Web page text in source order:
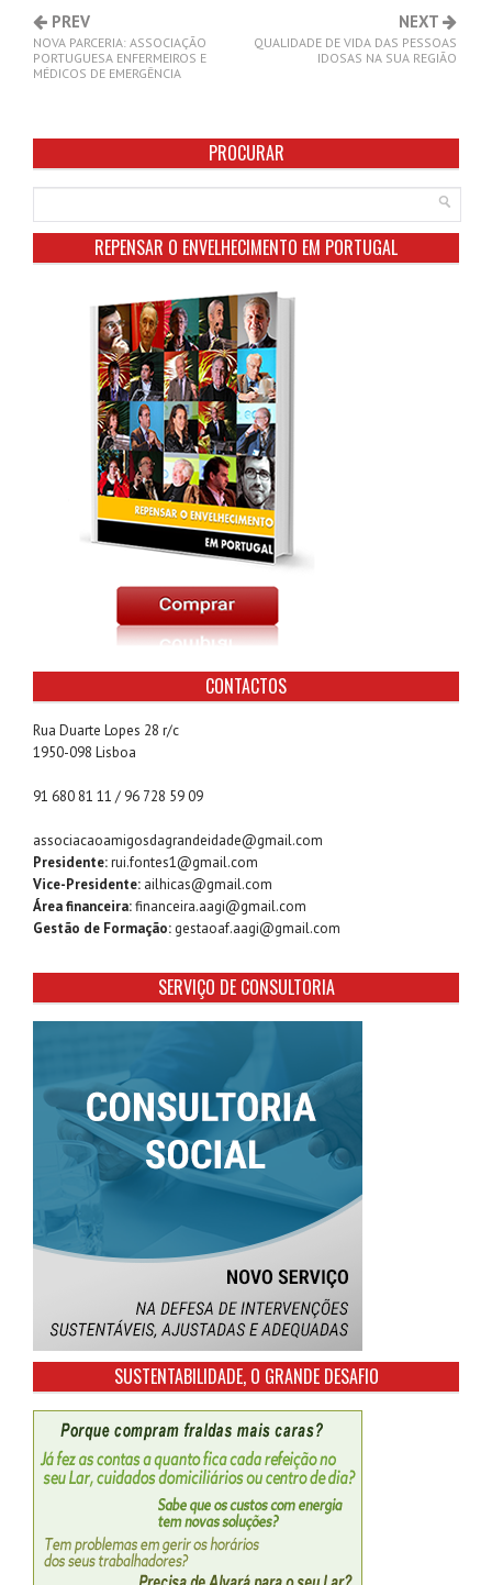
PREV
NOVA PARCERIA: ASSOCIAÇÃO
PORTUGUESA ENFERMEIROS E
MÉDICOS DE EMERGÊNCIA
NEXT
QUALIDADE DE VIDA DAS PESSOAS
IDOSAS NA SUA REGIÃO
PROCURAR
REPENSAR O ENVELHECIMENTO EM PORTUGAL
CONTACTOS
Rua Duarte Lopes 28 r/c
1950-098 Lisboa
91 680 81 11 / 96 728 59 09
associacaoamigosdagrandeidade@gmail.com
Presidente:rui.fontes1@gmail.com
Vice-Presidente: ailhicas@gmail.com
Área financeira:financeira.aagi@gmail.com
Gestão de Formação: gestaoaf.aagi@gmail.com
SERVIÇO DE CONSULTORIA
SUSTENTABILIDADE, O GRANDE DESAFIO